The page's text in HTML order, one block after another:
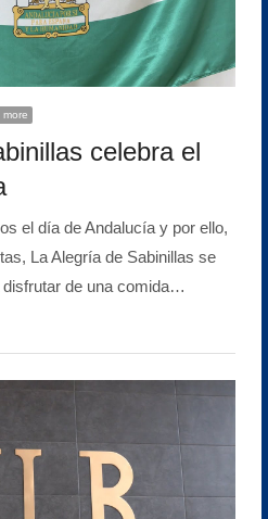
more
celebra el
el día de Andalucía y por ello,
La Alegría de Sabinillas se
disfrutar de una comida…